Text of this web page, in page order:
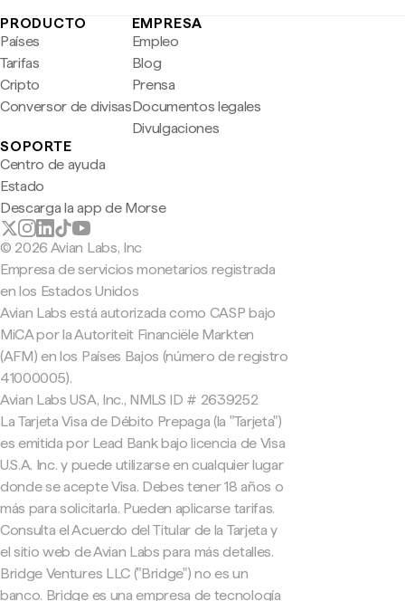
PRODUCTO
Países
Tarifas
Cripto
Conversor de divisas
EMPRESA
Empleo
Blog
Prensa
Documentos legales
Divulgaciones
SOPORTE
Centro de ayuda
Estado
Descarga la app de Morse
© 2026 Avian Labs, Inc
Empresa de servicios monetarios registrada
en los Estados Unidos
Avian Labs está autorizada como CASP bajo
MiCA por la Autoriteit Financiële Markten
(AFM) en los Países Bajos (número de registro
41000005).
Avian Labs USA, Inc., NMLS ID # 2639252
La Tarjeta Visa de Débito Prepaga (la "Tarjeta")
es emitida por Lead Bank bajo licencia de Visa
U.S.A. Inc. y puede utilizarse en cualquier lugar
donde se acepte Visa. Debes tener 18 años o
más para solicitarla. Pueden aplicarse tarifas.
Consulta el Acuerdo del Titular de la Tarjeta y
el sitio web de Avian Labs para más detalles.
Bridge Ventures LLC ("Bridge") no es un
banco. Bridge es una empresa de tecnología